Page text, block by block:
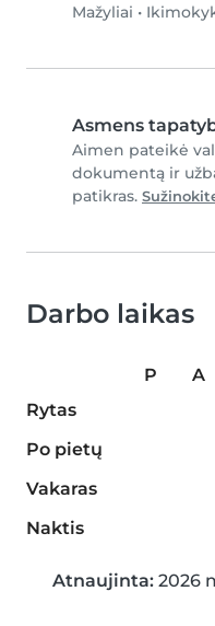
Mažyliai •
Asmens
Aimen pateikė
dokumentą ir
patikras.
Darbo laikas
P A
Rytas
Po pietų
Vakaras
Naktis
Atnaujinta: 2026